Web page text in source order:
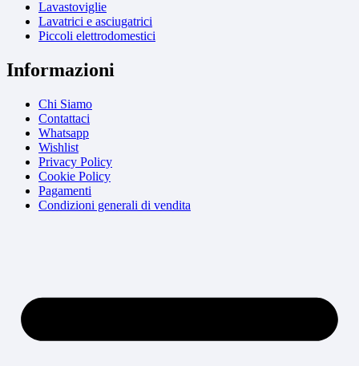
Lavastoviglie
Lavatrici e asciugatrici
Piccoli elettrodomestici
Informazioni
Chi Siamo
Contattaci
Whatsapp
Wishlist
Privacy Policy
Cookie Policy
Pagamenti
Condizioni generali di vendita